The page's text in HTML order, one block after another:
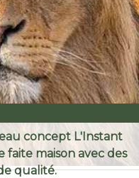
concept L'Instant
maison avec des
qualité.
»Le zoo des